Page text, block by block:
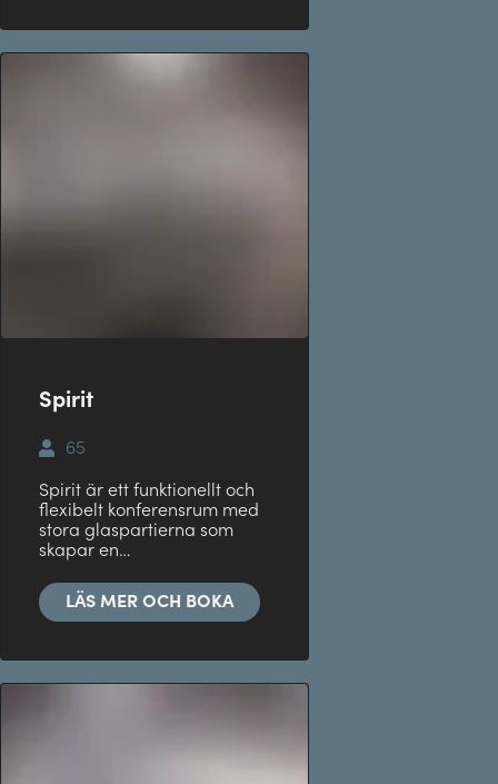
Spirit
65
Spirit är ett funktionellt och
flexibelt konferensrum med
stora glaspartierna som
skapar en…
LÄS MER OCH BOKA